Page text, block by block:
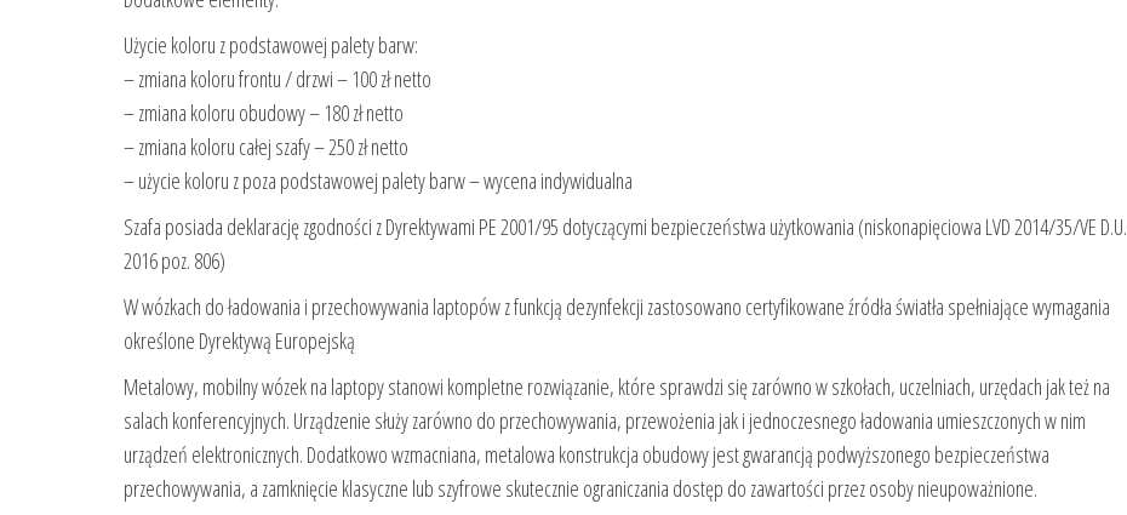
Użycie koloru z podstawowej palety barw:
– zmiana koloru frontu / drzwi – 100 zł netto
– zmiana koloru obudowy – 180 zł netto
– zmiana koloru całej szafy – 250 zł netto
– użycie koloru z poza podstawowej palety barw – wycena indywidualna
Szafa posiada deklarację zgodności z Dyrektywami PE 2001/95 dotyczącymi bezpieczeństwa użytkowania (niskonapięciowa LVD 2014/35/VE D.U.
2016 poz. 806)
W wózkach do ładowania i przechowywania laptopów z funkcją dezynfekcji zastosowano certyfikowane źródła światła spełniające wymagania
określone Dyrektywą Europejską
Metalowy, mobilny wózek na laptopy stanowi kompletne rozwiązanie, które sprawdzi się zarówno w szkołach, uczelniach, urzędach jak też na
salach konferencyjnych. Urządzenie służy zarówno do przechowywania, przewożenia jak i jednoczesnego ładowania umieszczonych w nim
urządzeń elektronicznych. Dodatkowo wzmacniana, metalowa konstrukcja obudowy jest gwarancją podwyższonego bezpieczeństwa
przechowywania, a zamknięcie klasyczne lub szyfrowe skutecznie ograniczania dostęp do zawartości przez osoby nieupoważnione.